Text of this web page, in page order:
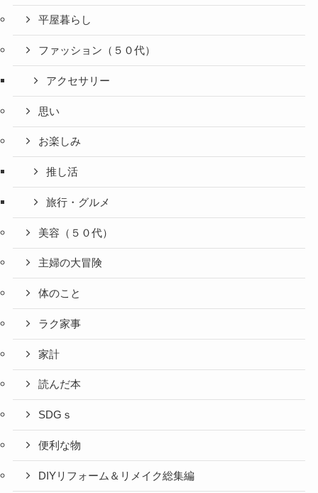
平屋暮らし
ファッション（５０代）
アクセサリー
思い
お楽しみ
推し活
旅行・グルメ
美容（５０代）
主婦の大冒険
体のこと
ラク家事
家計
読んだ本
SDGｓ
便利な物
DIYリフォーム＆リメイク総集編